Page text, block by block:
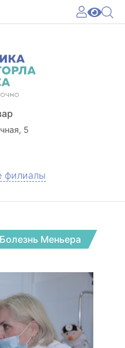
5
филиалы
Болезнь Меньера